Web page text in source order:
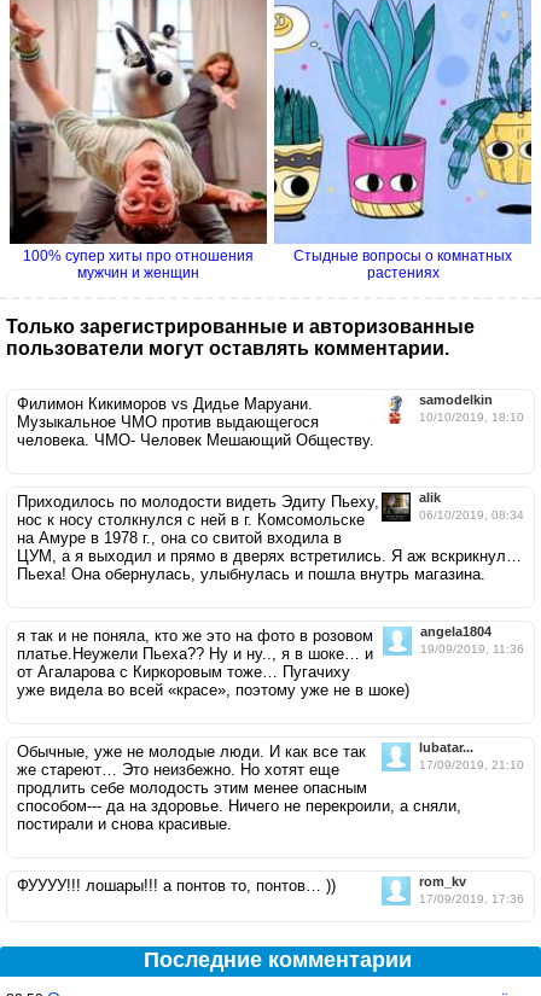
100% супер хиты про отношения
мужчин и женщин
Стыдные вопросы о комнатных
растениях
Только зарегистрированные и авторизованные
пользователи могут оставлять комментарии.
samodelkin
10/10/2019, 18:10
Филимон Кикиморов vs Дидье Маруани.
Музыкальное ЧМО против выдающегося
человека. ЧМО- Человек Мешающий Обществу.
alik
06/10/2019, 08:34
Приходилось по молодости видеть Эдиту Пьеху,
нос к носу столкнулся с ней в г. Комсомольске
на Амуре в 1978 г., она со свитой входила в
ЦУМ, а я выходил и прямо в дверях встретились. Я аж вскрикнул…
Пьеха! Она обернулась, улыбнулась и пошла внутрь магазина.
angela1804
19/09/2019, 11:36
я так и не поняла, кто же это на фото в розовом
платье.Неужели Пьеха?? Ну и ну.., я в шоке… и
от Агаларова с Киркоровым тоже… Пугачиху
уже видела во всей «красе», поэтому уже не в шоке)
lubatar...
17/09/2019, 21:10
Обычные, уже не молодые люди. И как все так
же стареют… Это неизбежно. Но хотят еще
продлить себе молодость этим менее опасным
способом--- да на здоровье. Ничего не перекроили, а сняли,
постирали и снова красивые.
rom_kv
17/09/2019, 17:36
ФУУУУ!!! лошары!!! а понтов то, понтов… ))
Последние комментарии